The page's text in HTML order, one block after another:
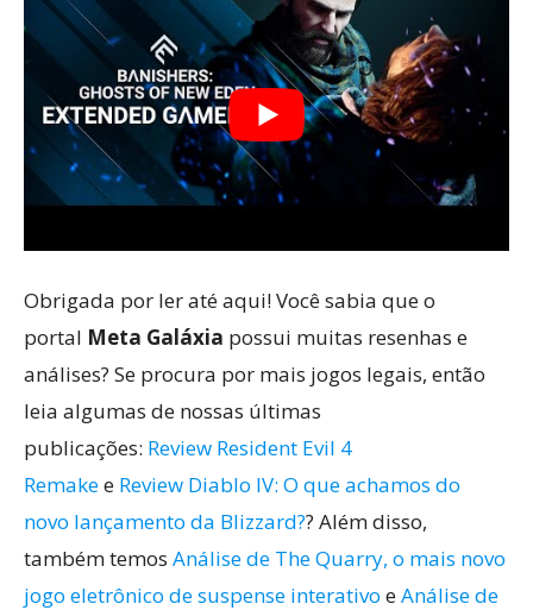
Obrigada por ler até aqui! Você sabia que o
portal Meta Galáxia possui muitas resenhas e
análises? Se procura por mais jogos legais, então
leia algumas de nossas últimas
publicações: Review Resident Evil 4
Remakee Review Diablo IV: O que achamos do
novo lançamento da Blizzard?? Além disso,
também temos Análise de The Quarry, o mais novo
jogo eletrônico de suspense interativo eAnálise de